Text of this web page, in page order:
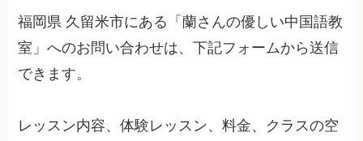
福岡県 久留米市にある「蘭さんの優しい中国語教
室」へのお問い合わせは、下記フォームから送信
できます。
レッスン内容、体験レッスン、料金、クラスの空